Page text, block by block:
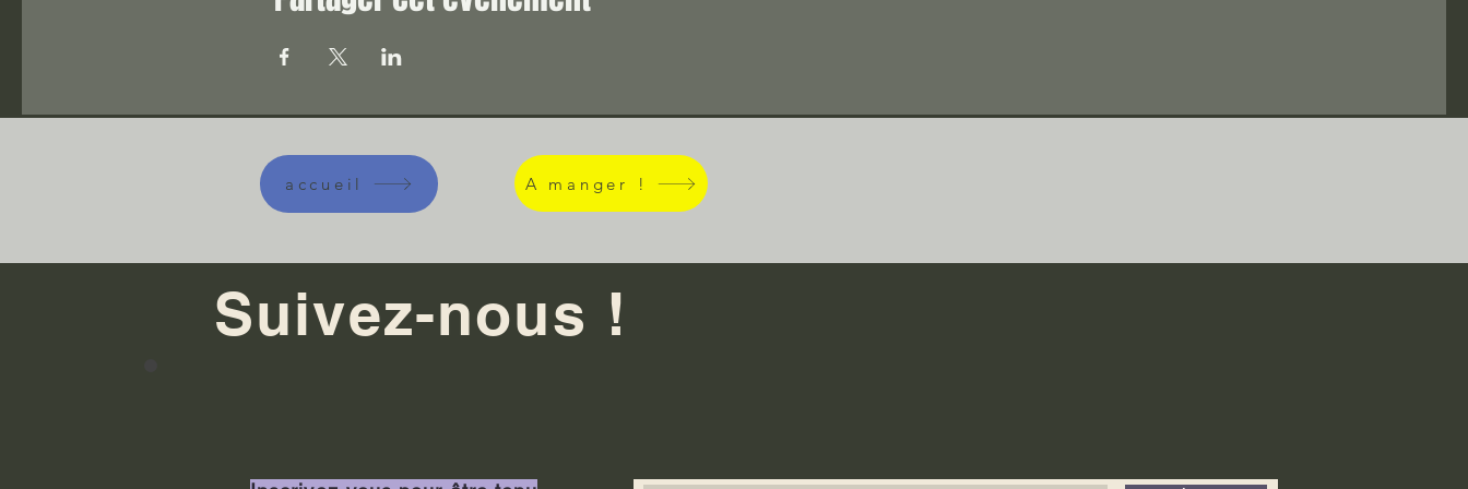
accueil A manger !
Suivez-nous !